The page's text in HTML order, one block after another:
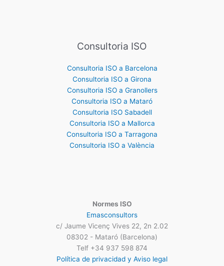
Consultoria ISO
Consultoria ISO a Barcelona
Consultoria ISO a Girona
Consultoria ISO a Granollers
Consultoria ISO a Mataró
Consultoria ISO Sabadell
Consultoria ISO a Mallorca
Consultoria ISO a Tarragona
Consultoria ISO a València
Normes ISO
Emasconsultors
c/ Jaume Vicenç Vives 22, 2n 2.02
08302 - Mataró (Barcelona)
Telf +34 937 598 874
Política de privacidad y Aviso legal